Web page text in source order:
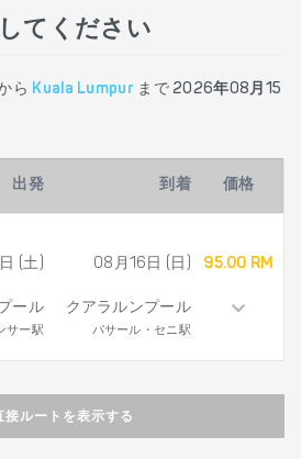
てください
ら Kuala Lumpur まで2026年08月15
出発 到着 価格
(土)
ール
サー駅
08月16日 (日)
クアラルンプール
パサール・セニ駅
95.00 RM
接ルートを表示する